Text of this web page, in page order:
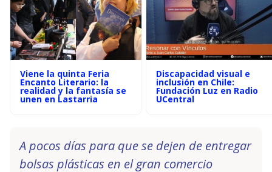
Viene la quinta Feria
Encanto Literario: la
realidad y la fantasía se
unen en Lastarria
Discapacidad visual e
inclusión en Chile:
Fundación Luz en Radio
UCentral
A pocos días para que se dejen de entregar
bolsas plásticas en el gran comercio